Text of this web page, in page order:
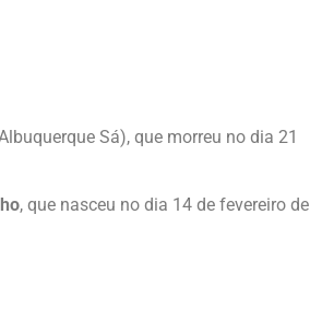
Sá), que morreu no dia 21
, que nasceu no dia 14 de fevereiro de